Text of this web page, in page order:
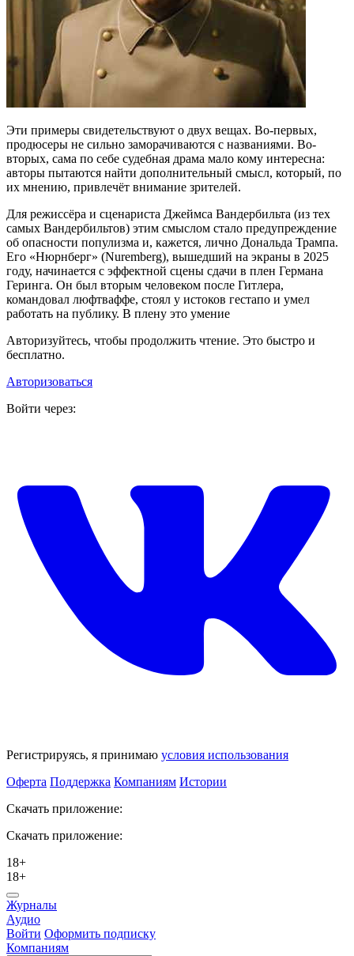
Эти примеры свидетельствуют о двух вещах. Во-первых,
продюсеры не сильно заморачиваются с названиями. Во-
вторых, сама по себе судебная драма мало кому интересна:
авторы пытаются найти дополнительный смысл, который, по
их мнению, привлечёт внимание зрителей.
Для режиссёра и сценариста Джеймса Вандербильта (из тех
самых Вандербильтов) этим смыслом стало предупреждение
об опасности популизма и, кажется, лично Дональда Трампа.
Его «Нюрнберг» (Nuremberg), вышедший на экраны в 2025
году, начинается с эффектной сцены сдачи в плен Германа
Геринга. Он был вторым человеком после Гитлера,
командовал люфтваффе, стоял у истоков гестапо и умел
работать на публику. В плену это умение
Авторизуйтесь, чтобы продолжить чтение. Это быстро и
бесплатно.
Авторизоваться
Войти через:
Регистрируясь, я принимаю условия использования
Оферта Поддержка Компаниям Истории
Скачать приложение:
Скачать приложение:
18+
18+
Журналы
Аудио
Войти Оформить подписку
Компаниям